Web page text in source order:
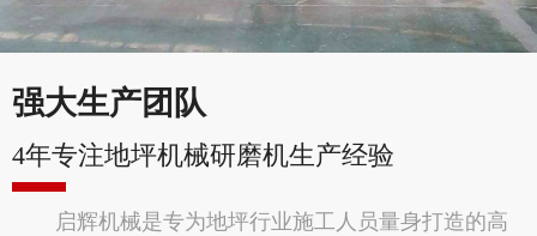
强大生产团队
4年专注地坪机械研磨机生产经验
启辉机械是专为地坪行业施工人员量身打造的高